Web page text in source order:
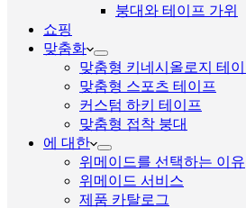
붕대와 테이프 가위
쇼핑
맞춤화
맞춤형 키네시올로지 테
맞춤형 스포츠 테이프
커스텀 하키 테이프
맞춤형 접착 붕대
에 대한
위메이드를 선택하는 이유
위메이드 서비스
제품 카탈로그